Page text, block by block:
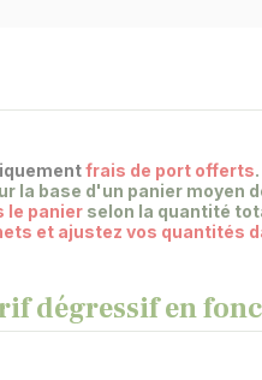
frais de port offerts.
la base d'un panier moyen
le panier selon la quantité
et ajustez vos quantités
dégressif en